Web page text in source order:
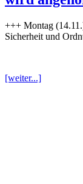
+++ Montag
Sicherheit und
[weiter...]